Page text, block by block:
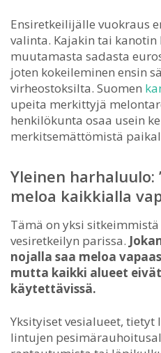
Ensiretkeilijälle vuokraus
valinta. Kajakin tai kanotin
muutamasta sadasta
joten kokeileminen ensin
virheostoksilta. Suomen
upeita merkittyjä
henkilökunta osaa usein
merkitsemättömistä
Yleinen harhaluulo:
meloa kaikkialla
Tämä on yksi
vesiretkeilyn parissa.
nojalla saa meloa
mutta kaikki alueet
käytettävissä.
Yksityiset vesialueet,
lintujen